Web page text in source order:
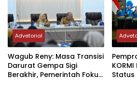
Advetorial
Wagub Reny: Masa Transisi
Darurat Gempa Sigi
Berakhir, Pemerintah Fokus
Status